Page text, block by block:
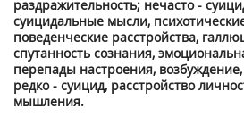
раздражительность; нечасто -
суицидальные мысли,
поведенческие расстройства,
спутанность сознания,
перепады настроения,
редко - суицид, расстройство
мышления.